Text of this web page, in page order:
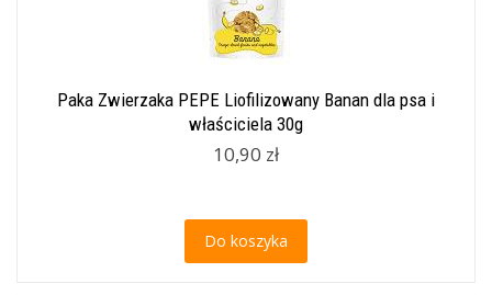
Paka Zwierzaka PEPE Liofilizowany Banan dla psa i
właściciela 30g
10,90 zł
Do koszyka